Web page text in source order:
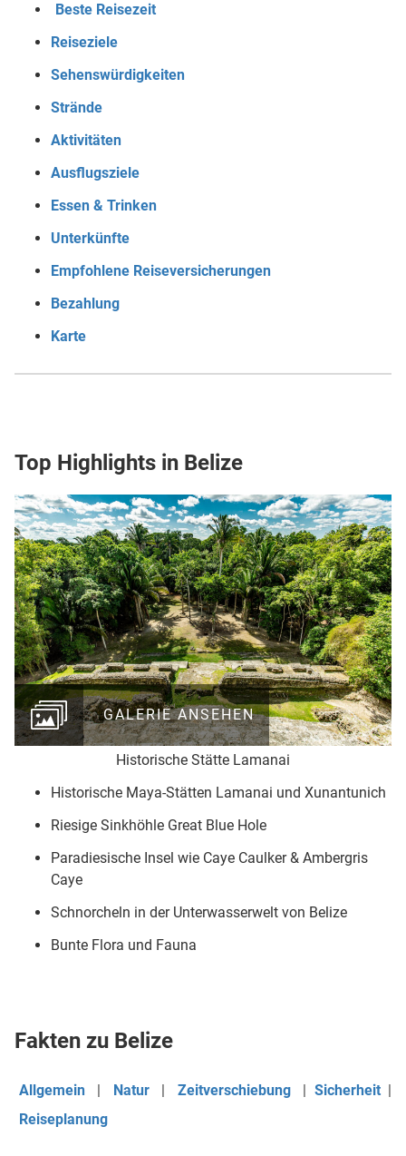
Beste Reisezeit
Reiseziele
Sehenswürdigkeiten
Strände
Aktivitäten
Ausflugsziele
Essen & Trinken
Unterkünfte
Empfohlene Reiseversicherungen
Bezahlung
Karte
Top Highlights in Belize
Historische Stätte Lamanai
GALERIE ANSEHEN
Historische Maya-Stätten Lamanai und Xunantunich
Riesige Sinkhöhle Great Blue Hole
Paradiesische Insel wie Caye Caulker & Ambergris
Caye
Schnorcheln in der Unterwasserwelt von Belize
Bunte Flora und Fauna
Fakten zu Belize
Allgemein Natur Zeitverschiebung Sicherheit|
Reiseplanung